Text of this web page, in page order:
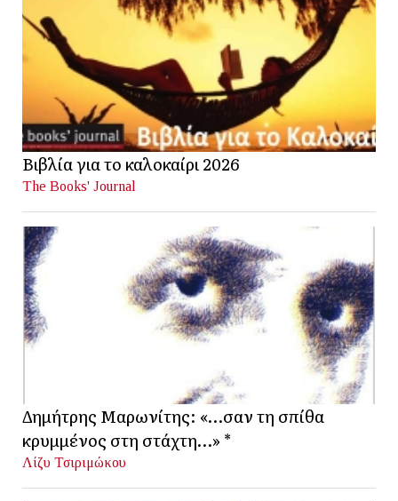
Βιβλία για το καλοκαίρι 2026
The Books' Journal
Δημήτρης Μαρωνίτης: «…σαν τη σπίθα
κρυμμένος στη στάχτη…» *
Λίζυ Τσιριμώκου